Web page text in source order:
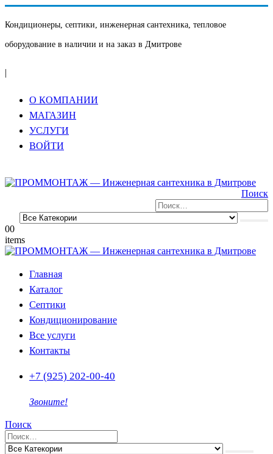
Кондиционеры, септики, инженерная сантехника, тепловое
оборудование в наличии и на заказ в Дмитрове
|
О КОМПАНИИ
МАГАЗИН
УСЛУГИ
ВОЙТИ
Поиск
00
items
Главная
Каталог
Септики
Кондиционирование
Все услуги
Контакты
+7 (925) 202-00-40
Звоните!
Поиск